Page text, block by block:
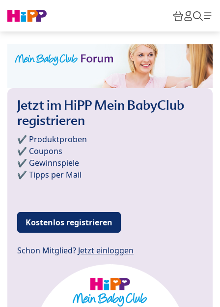
HiPP
Jetzt im HiPP Mein BabyClub
registrieren
✔️ Produktproben
✔️ Coupons
✔️ Gewinnspiele
✔️ Tipps per Mail
Kostenlos registrieren
Schon Mitglied? Jetzt einloggen